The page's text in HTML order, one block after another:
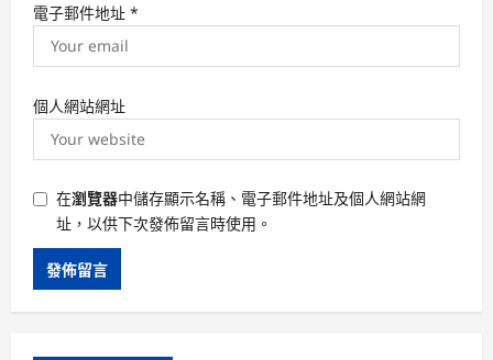
電子郵件地址 *
個人網站網址
在瀏覽器中儲存顯示名稱、電子郵件地址及個人網站網
址，以供下次發佈留言時使用。